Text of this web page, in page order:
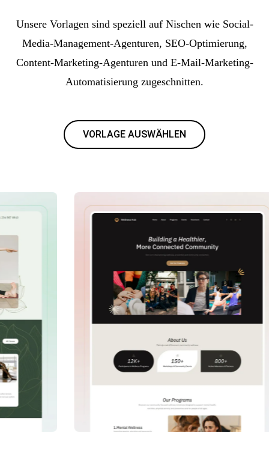
Unsere Vorlagen sind speziell auf Nischen wie Social-
Media-Management-Agenturen, SEO-Optimierung,
Content-Marketing-Agenturen und E-Mail-Marketing-
Automatisierung zugeschnitten.
VORLAGE AUSWÄHLEN